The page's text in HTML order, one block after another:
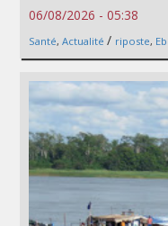
06/08/2026 - 05:38
Santé, Actualité / riposte,